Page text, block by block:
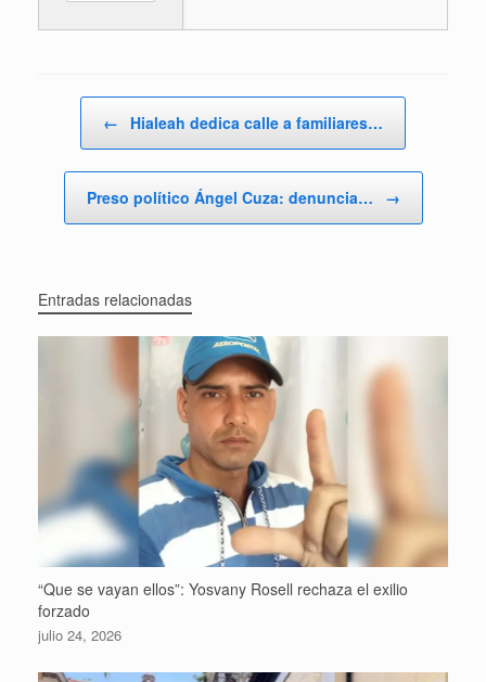
← Hialeah dedica calle a familiares…
Preso político Ángel Cuza: denuncia… →
Entradas relacionadas
“Que se vayan ellos”: Yosvany Rosell rechaza el exilio
forzado
julio 24, 2026